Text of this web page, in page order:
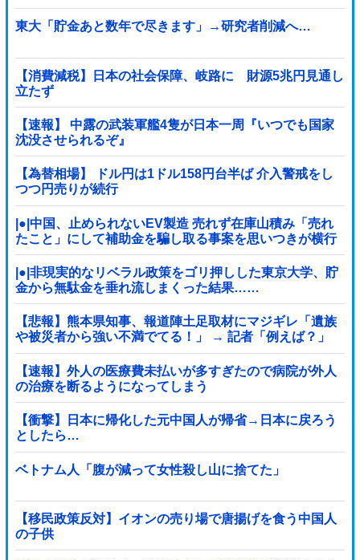
東大「貯金あと数年で尽きます」→研究者削減へ…
【消費減税】日本の社会保障、岐路に 財源5兆円見通し
立たず
【速報】 中露の武装軍艦4隻が日本一周『いつでも国家
沈没させられるぞ』
【為替相場】 ドル円は1ドル158円台半ば 介入警戒をし
つつ円売りが続行
|●|中国、止められないEV製造 売れず在庫山積み「売れ
たこと」にして補助金を騙し取る事案を思いつきが横行
|●|非現実的なリベラル政策をゴリ押しした東京大学、貯
金から無駄金を垂れ流しまくった結果……
【悲報】熊本県知事、報道陣土足取材にマジギレ「遺族
や被災者から強い不満でてる！」 → 記者「例えば？」
→ 知事、怒り通り越して呆れてしまう …...
【速報】外人の医療費未払いが多すぎたので病院が外人
の治療を断るようになってしまう
【衝撃】日本に帰化した元中国人が帰省→日本に戻ろう
としたら…
ベトナム人「腹が減って女性殺し山に捨てた」
【移民政策反対】イオンの売り場で唐揚げを食う中国人
の子供